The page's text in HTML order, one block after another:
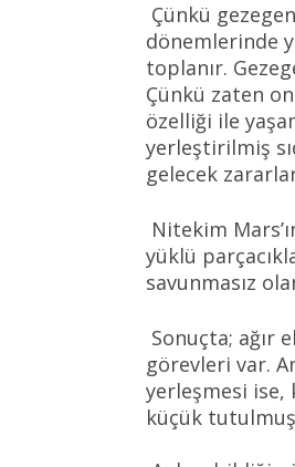
Çünkü
dönemlerinde
toplanır.
Çünkü zaten
özelliği ile
yerleştirilmiş
gelecek
Nitekim
yüklü
savunmasız
Sonuçta; ağır
görevleri var.
yerleşmesi
küçük